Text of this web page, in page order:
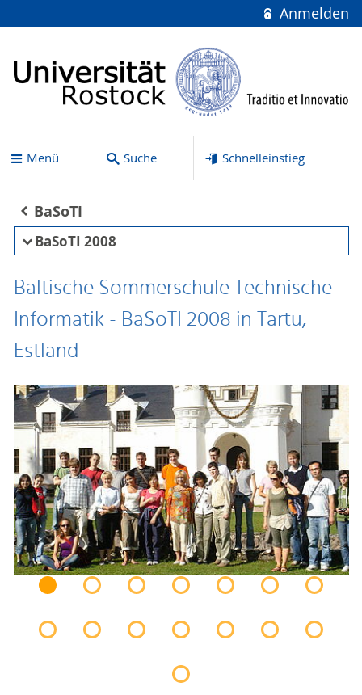
Anmelden
Menü Suche Schnelleinstieg
BaSoTI
BaSoTI 2008
Baltische Sommerschule Technische
Informatik - BaSoTI 2008 in Tartu,
Estland